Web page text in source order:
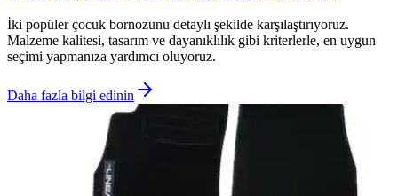
İki popüler çocuk bornozunu detaylı şekilde karşılaştırıyoruz.
Malzeme kalitesi, tasarım ve dayanıklılık gibi kriterlerle, en uygun
seçimi yapmanıza yardımcı oluyoruz.
Daha fazla bilgi edinin